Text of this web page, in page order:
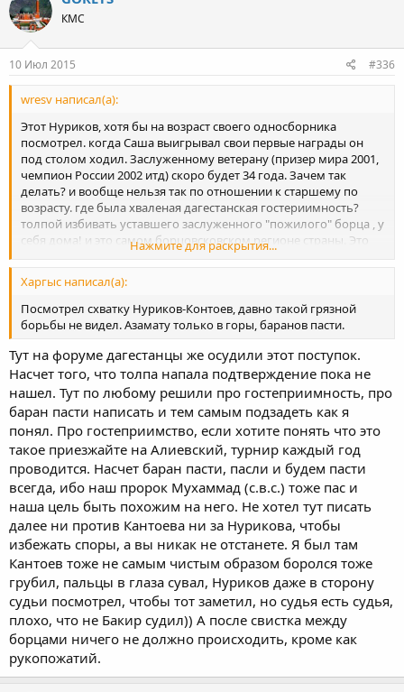
КМС
10 Июл 2015 #336
wresv написал(а):
Этот Нуриков, хотя бы на возраст своего односборника
посмотрел. когда Саша выигрывал свои первые награды он
под столом ходил. Заслуженному ветерану (призер мира 2001,
чемпион России 2002 итд) скоро будет 34 года. Зачем так
делать? и вообще нельзя так по отношении к старшему по
возрасту. где была хваленая дагестанская гостериимность?
толпой избивать уставшего заслуженного "пожилого" борца , у
себя дома! и это самом борцовсковском регионе страны. Это
нонсенс! что долго говорить незабываемый отпечаток
Нажмите для раскрытия...
Харгыс написал(а):
Посмотрел схватку Нуриков-Контоев, давно такой грязной
борьбы не видел. Азамату только в горы, баранов пасти.
Тут на форуме дагестанцы же осудили этот поступок.
Насчет того, что толпа напала подтверждение пока не
нашел. Тут по любому решили про гостеприимность, про
баран пасти написать и тем самым подзадеть как я
понял. Про гостеприимство, если хотите понять что это
такое приезжайте на Алиевский, турнир каждый год
проводится. Насчет баран пасти, пасли и будем пасти
всегда, ибо наш пророк Мухаммад (с.в.с.) тоже пас и
наша цель быть похожим на него. Не хотел тут писать
далее ни против Кантоева ни за Нурикова, чтобы
избежать споры, а вы никак не отстанете. Я был там
Кантоев тоже не самым чистым образом боролся тоже
грубил, пальцы в глаза сувал, Нуриков даже в сторону
судьи посмотрел, чтобы тот заметил, но судья есть судья,
плохо, что не Бакир судил)) А после свистка между
борцами ничего не должно происходить, кроме как
рукопожатий.